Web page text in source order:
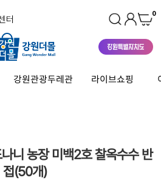
터 0
강원관광두레관 라이브쇼핑
니 농장 미백2호 찰옥수수 반
접(50개)